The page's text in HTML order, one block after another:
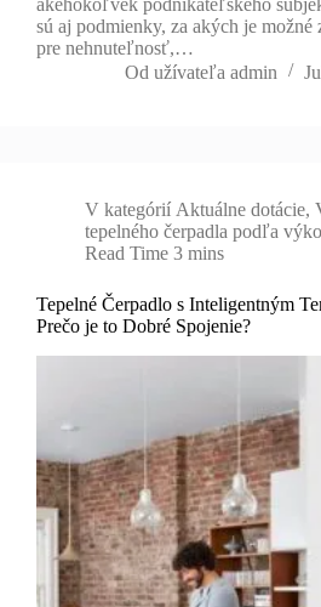
sú aj podmienky, za akých je možné
pre nehnuteľnosť,…
Od užívateľa admin
V kategórií Aktuálne dotácie,
tepelného čerpadla podľa
Read Time 3 mins
Tepelné Čerpadlo s Inteligentným
Prečo je to Dobré Spojenie?